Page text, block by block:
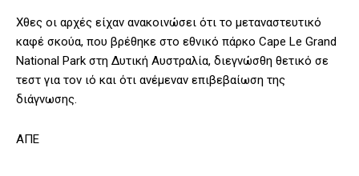
Χθες οι αρχές είχαν ανακοινώσει ότι το μεταναστευτικό
καφέ σκούα, που βρέθηκε στο εθνικό πάρκο Cape Le Grand
National Park στη Δυτική Αυστραλία, διεγνώσθη θετικό σε
τεστ για τον ιό και ότι ανέμεναν επιβεβαίωση της
διάγνωσης.
ΑΠΕ